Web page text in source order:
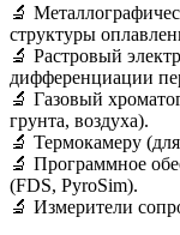
🔬
структуры
🔬 Растровый
дифференциации
🔬 Газовый
грунта, воздуха).
🔬 Термокамеру
🔬 Программное
(FDS, PyroSim).
🔬 Измерители